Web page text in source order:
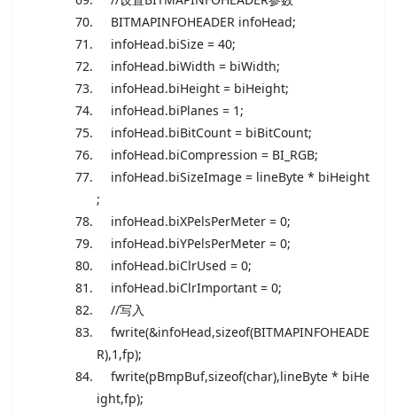
BITMAPINFOHEADER infoHead;
infoHead.biSize = 40;
infoHead.biWidth = biWidth;
infoHead.biHeight = biHeight;
infoHead.biPlanes = 1;
infoHead.biBitCount = biBitCount;
infoHead.biCompression = BI_RGB;
infoHead.biSizeImage = lineByte * biHeight
;
infoHead.biXPelsPerMeter = 0;
infoHead.biYPelsPerMeter = 0;
infoHead.biClrUsed = 0;
infoHead.biClrImportant = 0;
//写入
fwrite(&infoHead,sizeof(BITMAPINFOHEADE
R),1,fp);
fwrite(pBmpBuf,sizeof(char),lineByte * biHe
ight,fp);